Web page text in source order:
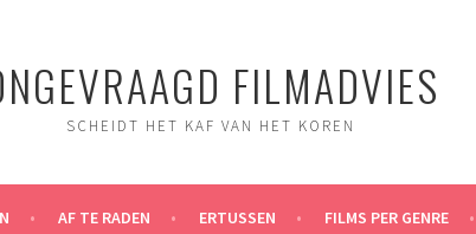
FILMADVIES
SCHEIDT HET KAF VAN HET KOREN
AF TE RADEN ERTUSSEN FILMS PER GENRE